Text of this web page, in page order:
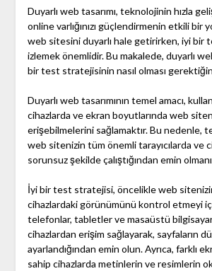
Duyarlı web tasarımı, teknolojinin hızla
online varlığınızı güçlendirmenin etkili bir
web sitesini duyarlı hale getirirken, iyi bir
izlemek önemlidir. Bu makalede, duyarlı
bir test stratejisinin nasıl olması
Duyarlı web tasarımının temel amacı,
cihazlarda ve ekran boyutlarında web
erişebilmelerini sağlamaktır. Bu nedenle,
web sitenizin tüm önemli tarayıcılarda ve
sorunsuz şekilde çalıştığından emin
İyi bir test stratejisi, öncelikle web
cihazlardaki görünümünü kontrol etmeyi
telefonlar, tabletler ve masaüstü
cihazlardan erişim sağlayarak, sayfaların
ayarlandığından emin olun. Ayrıca, farklı
sahip cihazlarda metinlerin ve resimlerin